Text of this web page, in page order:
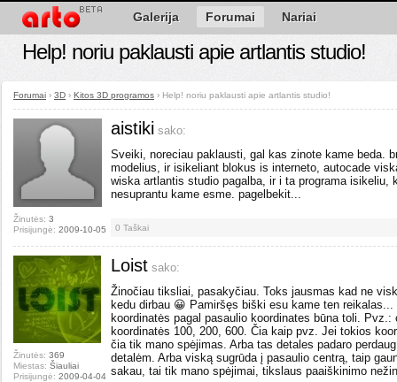
Galerija Forumai Nariai
Help! noriu paklausti apie artlantis studio!
Forumai › 3D › Kitos 3D programos › Help! noriu paklausti apie artlantis studio!
Žinutės: 3
Prisijungė: 2009-10-05
aistiki sako:
Sveiki, noreciau paklausti, gal kas zinote kame beda.
modelius, ir isikeliant blokus is interneto, autocade
wiska artlantis studio pagalba, ir i ta programa isikeliu,
nesuprantu kame esme. pagelbekit...
0 Taškai
Žinutės: 369
Miestas: Šiauliai
Prisijungė: 2009-04-04
Loist sako:
Žinočiau tiksliai, pasakyčiau. Toks jausmas kad ne
kedu dirbau 😀 Pamiršęs biški esu kame ten
koordinatės pagal pasaulio koordinates būna toli.
koordinatės 100, 200, 600. Čia kaip pvz. Jei tokios
čia tik mano spėjimas. Arba tas detales padaro
detalėm. Arba viską sugrūda į pasaulio centrą, taip
sakau, tai tik mano spėjimai, tikslaus paaiškinimo